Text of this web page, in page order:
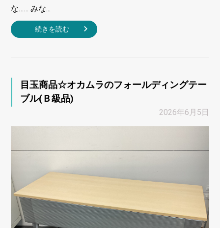
な…… みな...
続きを読む
目玉商品☆オカムラのフォールディングテー
ブル(Ｂ級品)
2026年6月5日